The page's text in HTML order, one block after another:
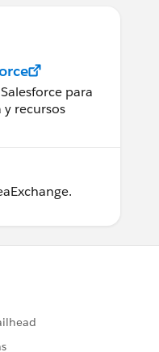
para
recursos